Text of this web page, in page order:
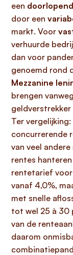
een
door een
markt. Voor
verhuurde
dan voor
genoemd rond
Mezzanine
brengen
Ter vergelijking:
concurrerende
van veel
rentes
rentetarief voor
vanaf 4,0%,
met snelle
tot wel 25 à 30
van de
daarom